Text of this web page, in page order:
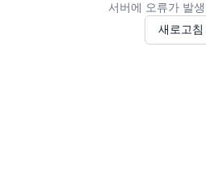
서버에 오류가 발
새로고침